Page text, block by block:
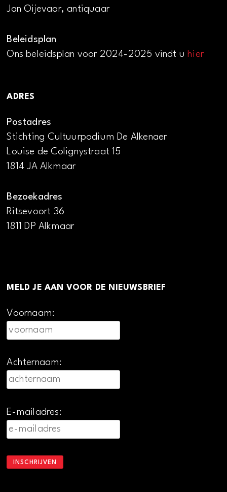
Jan Oijevaar, antiquaar
Beleidsplan
Ons beleidsplan voor 2024-2025 vindt uhier
ADRES
Postadres
Stichting Cultuurpodium De Alkenaer
Louise de Colignystraat 15
1814 JA Alkmaar
Bezoekadres
Ritsevoort 36
1811 DP Alkmaar
MELD JE AAN VOOR DE NIEUWSBRIEF
Voornaam:
Achternaam:
E-mailadres: